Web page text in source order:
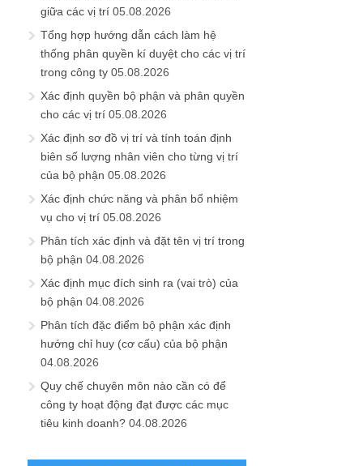
giữa các vị trí 05.08.2026
Tổng hợp hướng dẫn cách làm hệ
thống phân quyền kí duyệt cho các vị trí
trong công ty 05.08.2026
Xác định quyền bộ phận và phân quyền
cho các vị trí 05.08.2026
Xác định sơ đồ vị trí và tính toán định
biên số lượng nhân viên cho từng vị trí
của bộ phận 05.08.2026
Xác định chức năng và phân bổ nhiệm
vụ cho vị trí 05.08.2026
Phân tích xác định và đặt tên vị trí trong
bộ phận 04.08.2026
Xác định mục đích sinh ra (vai trò) của
bộ phận 04.08.2026
Phân tích đặc điểm bộ phận xác định
hướng chỉ huy (cơ cấu) của bộ phận
04.08.2026
Quy chế chuyên môn nào cần có để
công ty hoạt động đạt được các mục
tiêu kinh doanh? 04.08.2026